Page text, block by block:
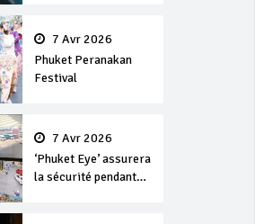
7 Avr 2026
Phuket Peranakan
Festival
7 Avr 2026
‘Phuket Eye’ assurera
la sécurité pendant